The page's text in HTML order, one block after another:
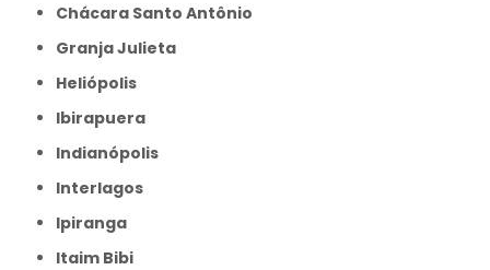
Chácara Santo Antônio
Granja Julieta
Heliópolis
Ibirapuera
Indianópolis
Interlagos
Ipiranga
Itaim Bibi